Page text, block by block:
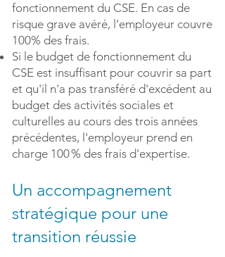
fonctionnement du CSE. En cas de
risque grave avéré, l’employeur couvre
100% des frais.
Si le budget de fonctionnement du
CSE est insuffisant pour couvrir sa part
et qu'il n'a pas transféré d'excédent au
budget des activités sociales et
culturelles au cours des trois années
précédentes, l'employeur prend en
charge 100 % des frais d'expertise.​
Un accompagnement
stratégique pour une
transition réussie